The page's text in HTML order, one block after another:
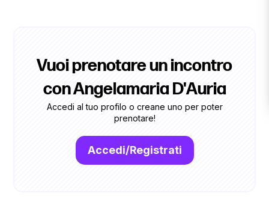
Vuoi prenotare un incontro
con Angelamaria D'Auria
Accedi al tuo profilo o creane uno per poter
prenotare!
Accedi/Registrati